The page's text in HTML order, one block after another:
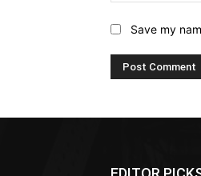
Save my